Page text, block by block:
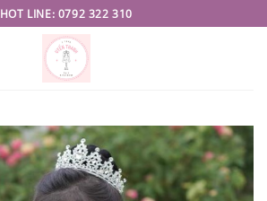
HOT LINE: 0792 322 310